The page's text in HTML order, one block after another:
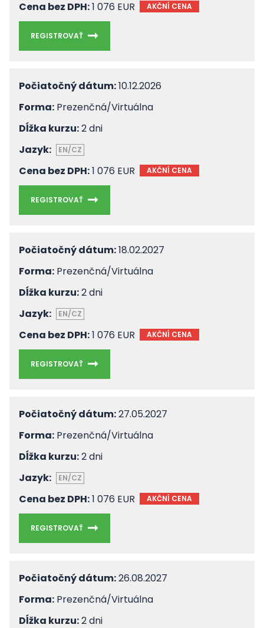
Cena bez DPH:1 076 EUR AKČNÍ CENA
REGISTROVAŤ
Počiatočný dátum:10.12.2026
Forma: Prezenčná/Virtuálna
Dĺžka kurzu:2 dni
Jazyk:
EN/CZ
Cena bez DPH:1 076 EUR AKČNÍ CENA
REGISTROVAŤ
Počiatočný dátum:18.02.2027
Forma: Prezenčná/Virtuálna
Dĺžka kurzu:2 dni
Jazyk:
EN/CZ
Cena bez DPH:1 076 EUR AKČNÍ CENA
REGISTROVAŤ
Počiatočný dátum:27.05.2027
Forma: Prezenčná/Virtuálna
Dĺžka kurzu:2 dni
Jazyk:
EN/CZ
Cena bez DPH:1 076 EUR AKČNÍ CENA
REGISTROVAŤ
Počiatočný dátum:26.08.2027
Forma: Prezenčná/Virtuálna
Dĺžka kurzu:2 dni